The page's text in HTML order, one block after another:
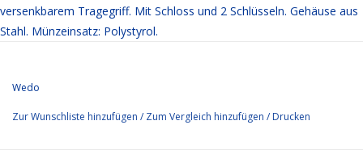
versenkbarem Tragegriff. Mit Schloss und 2 Schlüsseln. Gehäuse aus
Stahl. Münzeinsatz: Polystyrol.
Wedo
Zur Wunschliste hinzufügen / Zum Vergleich hinzufügen / Drucken